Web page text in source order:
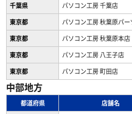
千葉県
パソコン工房 千葉店
東京都
パソコン工房 秋葉原パー
東京都
パソコン工房 秋葉原本店
東京都
パソコン工房 八王子店
東京都
パソコン工房 町田店
中部地方
都道府県 店舗名